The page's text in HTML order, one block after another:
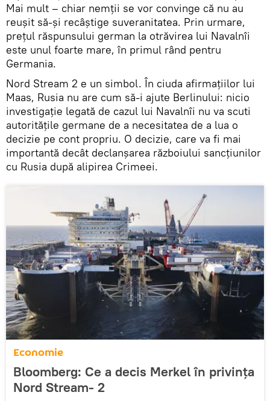
Mai mult – chiar nemții se vor convinge că nu au
reușit să-și recâștige suveranitatea. Prin urmare,
prețul răspunsului german la otrăvirea lui Navalnîi
este unul foarte mare, în primul rând pentru
Germania.
Nord Stream 2 e un simbol. În ciuda afirmațiilor lui
Maas, Rusia nu are cum să-i ajute Berlinului: nicio
investigație legată de cazul lui Navalnîi nu va scuti
autoritățile germane de a necesitatea de a lua o
decizie pe cont propriu. O decizie, care va fi mai
importantă decât declanșarea războiului sancțiunilor
cu Rusia după alipirea Crimeei.
Economie
Bloomberg: Ce a decis Merkel în privința
Nord Stream- 2